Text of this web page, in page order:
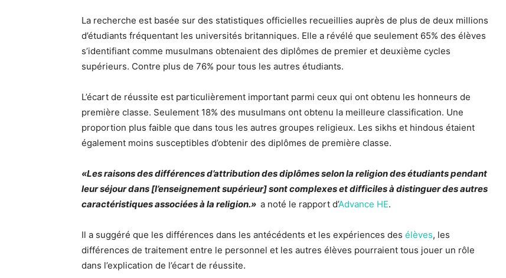
La recherche est basée sur des statistiques officielles recueillies auprès de plus de deux millions
d’étudiants fréquentant les universités britanniques. Elle a révélé que seulement 65% des élèves
s’identifiant comme musulmans obtenaient des diplômes de premier et deuxième cycles
supérieurs. Contre plus de 76% pour tous les autres étudiants.
L’écart de réussite est particulièrement important parmi ceux qui ont obtenu les honneurs de
première classe. Seulement 18% des musulmans ont obtenu la meilleure classification. Une
proportion plus faible que dans tous les autres groupes religieux. Les sikhs et hindous étaient
également moins susceptibles d’obtenir des diplômes de première classe.
«Les raisons des différences d’attribution des diplômes selon la religion des étudiants pendant
leur séjour dans [l’enseignement supérieur] sont complexes et difficiles à distinguer des autres
caractéristiques associées à la religion.» a noté le rapport d’Advance HE.
Il a suggéré que les différences dans les antécédents et les expériences des élèves, les
différences de traitement entre le personnel et les autres élèves pourraient tous jouer un rôle
dans l’explication de l’écart de réussite.